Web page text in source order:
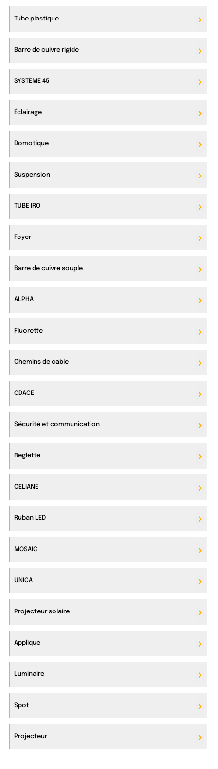
Tube plastique
Barre de cuivre rigide
SYSTÈME 45
Éclairage
Domotique
Suspension
TUBE IRO
Foyer
Barre de cuivre souple
ALPHA
Fluorette
Chemins de cable
ODACE
Sécurité et communication
Reglette
CELIANE
Ruban LED
MOSAIC
UNICA
Projecteur solaire
Applique
Luminaire
Spot
Projecteur